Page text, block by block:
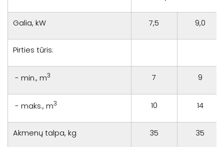
Galia, kW 7,5 9,0
Pirties tūris:
- min., m3 7 9
- maks., m3 10 14
Akmenų talpa, kg 35 35